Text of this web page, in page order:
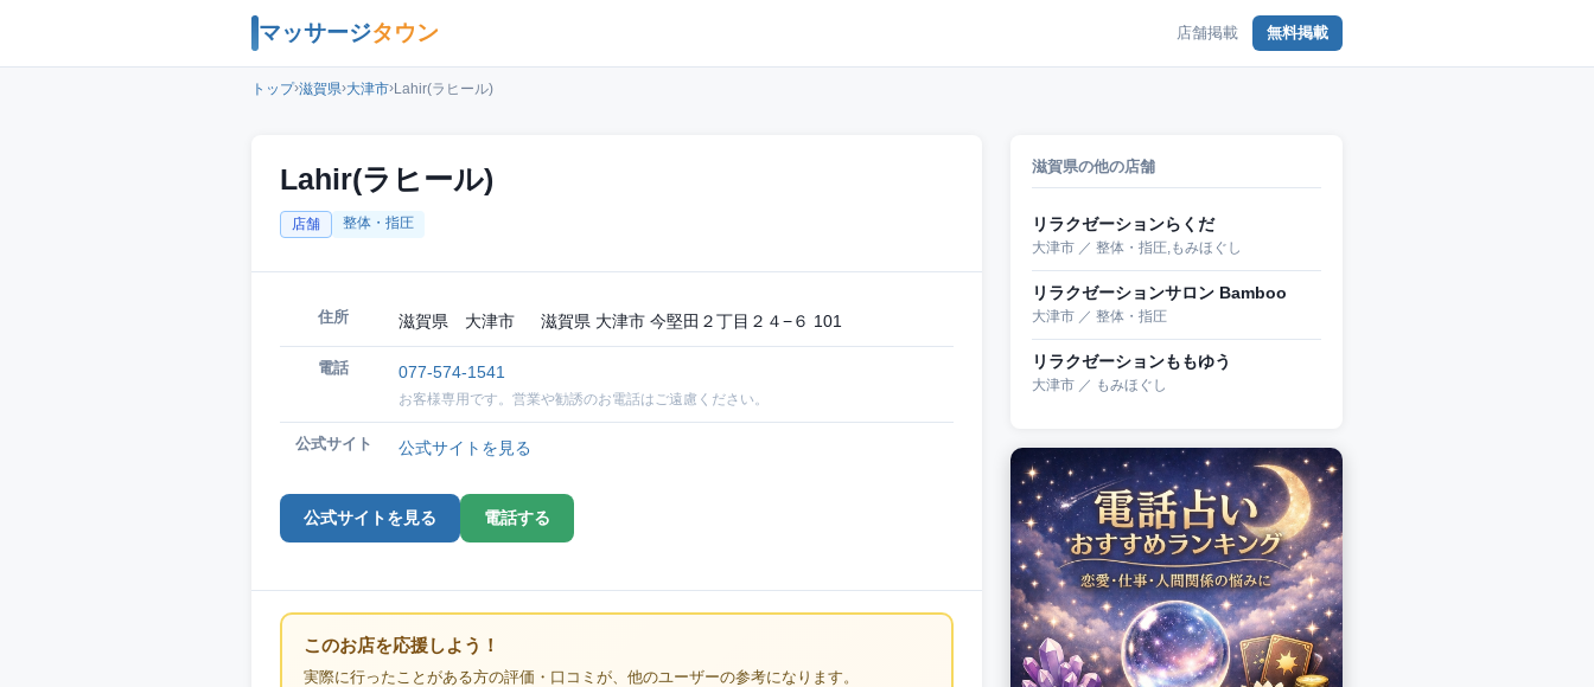
マッサージタウン 店舗掲載 無料掲載
トップ›滋賀県›大津市›Lahir(ラヒール)
Lahir(ラヒール)
店舗 整体・指圧
住所 滋賀県 大津市 滋賀県 大津市 今堅田２丁目２４−６ 101
電話 077-574-1541
お客様専用です。営業や勧誘のお電話はご遠慮ください。
公式サイト 公式サイトを見る
公式サイトを見る 電話する
このお店を応援しよう！
実際に行ったことがある方の評価・口コミが、他のユーザーの参考になります。
滋賀県の他の店舗
リラクゼーションらくだ
大津市 ／ 整体・指圧,もみほぐし
リラクゼーションサロン Bamboo
大津市 ／ 整体・指圧
リラクゼーションももゆう
大津市 ／ もみほぐし